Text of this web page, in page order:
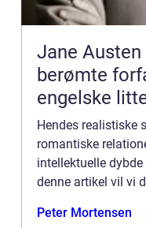
Jane
berømte
engelske
hendes
af læsere
Hendes realistiske
romantiske
intellektuelle
denne artikel vil vi
give en ...
Peter Mortensen